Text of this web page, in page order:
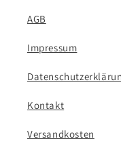
AGB
Impressum
Kontakt
Versandkosten